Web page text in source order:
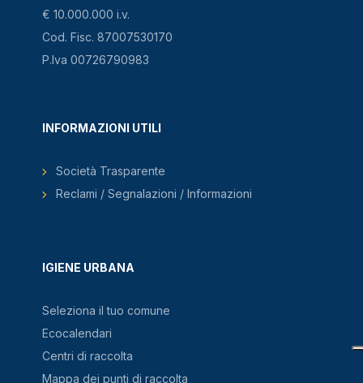
€ 10.000.000 i.v.
Cod. Fisc. 87007530170
P.Iva 00726790983
IGIENE URBANA
Seleziona il tuo comune
Ecocalendari
Centri di raccolta
Mappa dei punti di raccolta
INFORMAZIONI UTILI
Società Trasparente
Reclami / Segnalazioni / Informazioni